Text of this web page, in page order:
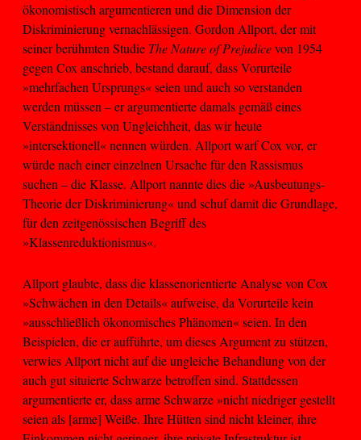
ökonomistisch argumentieren und die Dimension der
Diskriminierung vernachlässigen. Gordon Allport, der mit
seiner berühmten Studie The Nature of Prejudicevon 1954
gegen Cox anschrieb, bestand darauf, dass Vorurteile
»mehrfachen Ursprungs« seien und auch so verstanden
werden müssen – er argumentierte damals gemäß eines
Verständnisses von Ungleichheit, das wir heute
»intersektionell« nennen würden. Allport warf Cox vor, er
würde nach einer einzelnen Ursache für den Rassismus
suchen – die Klasse. Allport nannte dies die »Ausbeutungs-
Theorie der Diskriminierung« und schuf damit die Grundlage,
für den zeitgenössischen Begriff des
»Klassenreduktionismus«.
Allport glaubte, dass die klassenorientierte Analyse von Cox
»Schwächen in den Details« aufweise, da Vorurteile kein
»ausschließlich ökonomisches Phänomen« seien. In den
Beispielen, die er aufführte, um dieses Argument zu stützen,
verwies Allport nicht auf die ungleiche Behandlung von der
auch gut situierte Schwarze betroffen sind. Stattdessen
argumentierte er, dass arme Schwarze »nicht niedriger gestellt
seien als [arme] Weiße. Ihre Hütten sind nicht kleiner, ihre